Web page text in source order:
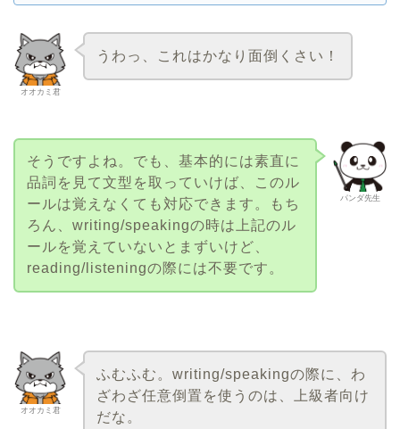
オオカミ君
うわっ、これはかなり面倒くさい！
パンダ先生
そうですよね。でも、基本的には素直に
品詞を見て文型を取っていけば、このル
ールは覚えなくても対応できます。もち
ろん、writing/speakingの時は上記のル
ールを覚えていないとまずいけど、
reading/listeningの際には不要です。
オオカミ君
ふむふむ。writing/speakingの際に、わ
ざわざ任意倒置を使うのは、上級者向け
だな。